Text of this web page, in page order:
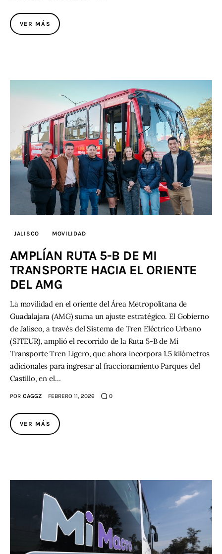
VER MÁS
JALISCO MOVILIDAD
AMPLÍAN RUTA 5-B DE MI
TRANSPORTE HACIA EL ORIENTE
DEL AMG
La movilidad en el oriente del Área Metropolitana de
Guadalajara (AMG) suma un ajuste estratégico. El Gobierno
de Jalisco, a través del Sistema de Tren Eléctrico Urbano
(SITEUR), amplió el recorrido de la Ruta 5-B de Mi
Transporte Tren Ligero, que ahora incorpora 1.5 kilómetros
adicionales para ingresar al fraccionamiento Parques del
Castillo, en el…
POR CAGGZ FEBRERO 11, 2026 0
VER MÁS